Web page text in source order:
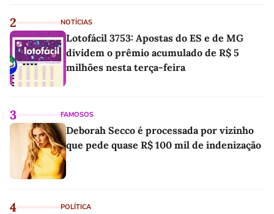
2 NOTÍCIAS
Lotofácil 3753: Apostas do ES e de MG
dividem o prêmio acumulado de R$ 5
milhões nesta terça-feira
3 FAMOSOS
Deborah Secco é processada por vizinho
que pede quase R$ 100 mil de indenização
4 POLÍTICA